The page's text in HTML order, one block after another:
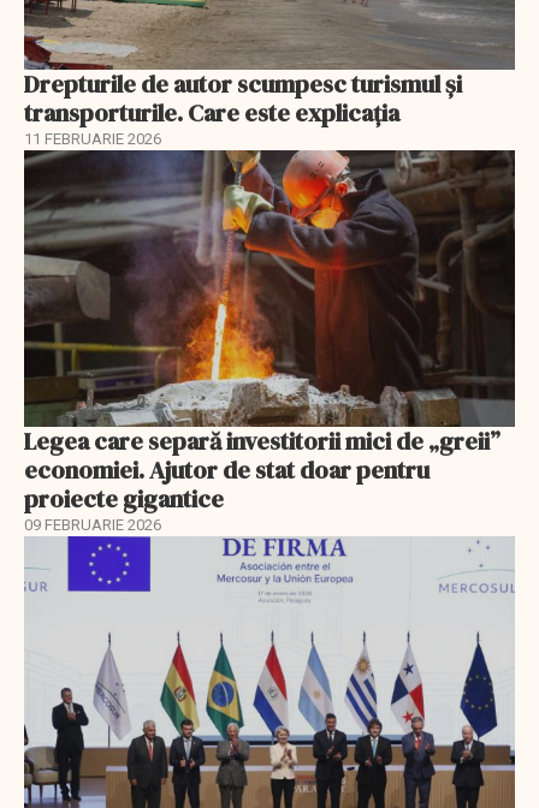
Drepturile de autor scumpesc turismul și
transporturile. Care este explicația
11 FEBRUARIE 2026
Legea care separă investitorii mici de „greii”
economiei. Ajutor de stat doar pentru
proiecte gigantice
09 FEBRUARIE 2026